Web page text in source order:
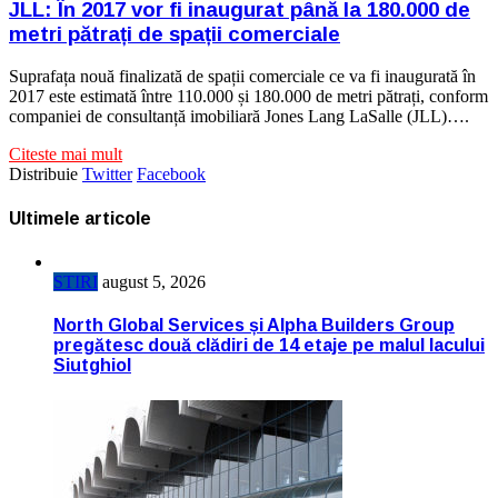
JLL: În 2017 vor fi inaugurat până la 180.000 de
metri pătrați de spații comerciale
Suprafața nouă finalizată de spații comerciale ce va fi inaugurată în
2017 este estimată între 110.000 și 180.000 de metri pătrați, conform
companiei de consultanță imobiliară Jones Lang LaSalle (JLL)….
Citeste mai mult
Distribuie Twitter Facebook
Ultimele articole
STIRI august 5, 2026
North Global Services și Alpha Builders Group
pregătesc două clădiri de 14 etaje pe malul lacului
Siutghiol